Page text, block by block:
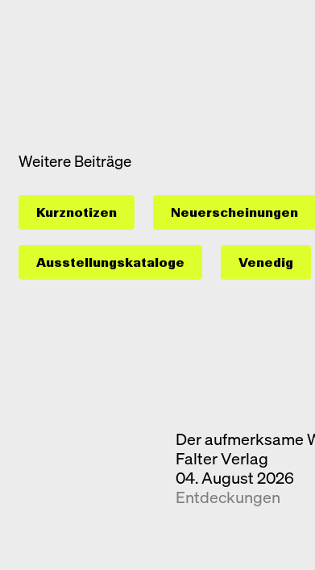
Weitere Beiträge
Kurznotizen Neuerscheinungen
Ausstellungs­kataloge Venedig
Der aufmerksame
Falter Verlag
04. August 2026
Entdeckungen